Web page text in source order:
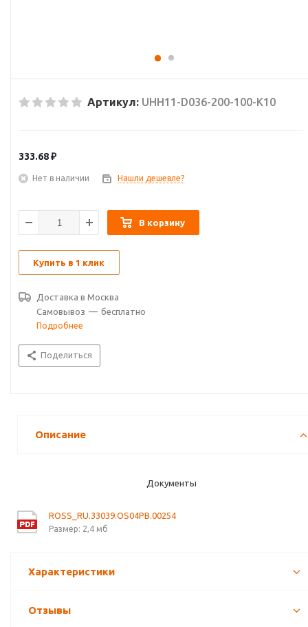
Артикул: UHH11-D036-200-100-K10
333.68₽
Нет в наличии Нашли дешевле?
В корзину
Купить в 1 клик
Доставка в Москва
Самовывоз — бесплатно
Подробнее
Поделиться
Описание
Документы
ROSS_RU.33039.OS04PB.00254
Размер: 2,4 мб
Характеристики
Отзывы